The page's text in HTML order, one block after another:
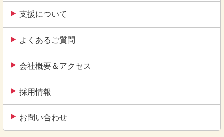
支援について
よくあるご質問
会社概要＆アクセス
採用情報
お問い合わせ